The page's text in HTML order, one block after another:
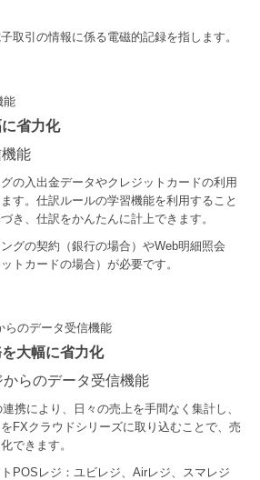
取引の情報に係る電磁的記録を指します。
省力化
能
の入出金データやクレジットカードの利用
す。仕訳ルールの学習機能を利用すること
き、仕訳をかんたんに計上できます。
グの契約（銀行の場合）やWeb明細照会
トカードの場合）が必要です。
大幅に省力化
らのデータ受信機能
携により、日々の売上を手間なく集計し、
FXクラウドシリーズに取り込むことで、売
できます。
POSレジ：ユビレジ、Airレジ、スマレジ